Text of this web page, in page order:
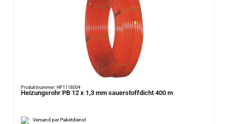
Produktnummer: HP1118004
Heizungsrohr PB 12 x 1,3 mm sauerstoffdicht 400 m
Versand per Paketdienst